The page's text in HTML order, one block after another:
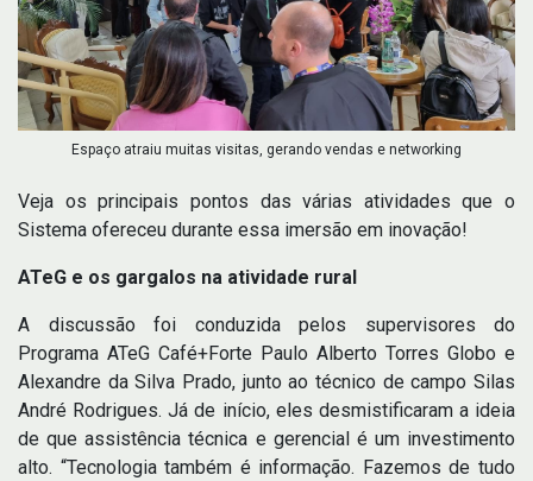
Espaço atraiu muitas visitas, gerando vendas e networking
Veja os principais pontos das várias atividades que o
Sistema ofereceu durante essa imersão em inovação!
ATeG e os gargalos na atividade rural
A discussão foi conduzida pelos supervisores do
Programa ATeG Café+Forte Paulo Alberto Torres Globo e
Alexandre da Silva Prado, junto ao técnico de campo Silas
André Rodrigues. Já de início, eles desmistificaram a ideia
de que assistência técnica e gerencial é um investimento
alto. “Tecnologia também é informação. Fazemos de tudo